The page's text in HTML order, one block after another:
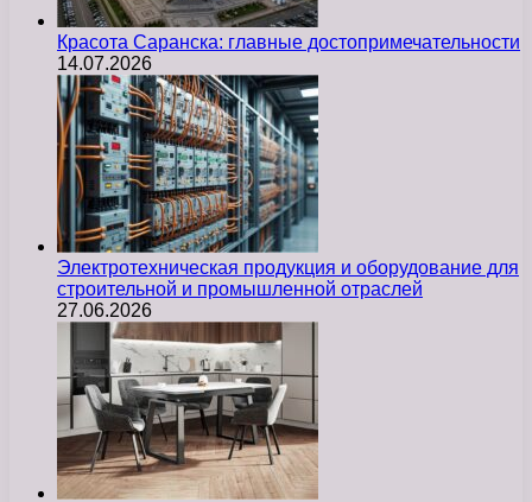
Красота Саранска: главные достопримечательности
14.07.2026
Электротехническая продукция и оборудование для
строительной и промышленной отраслей
27.06.2026